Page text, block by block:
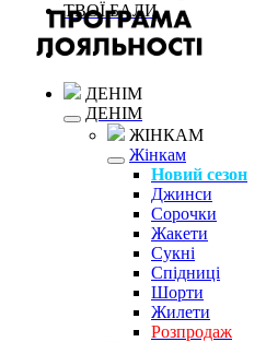
ТВОЇ БАЛИ
ДЕНІМ
ДЕНІМ
ЖІНКАМ
Жінкам
Новий сезон
Джинси
Сорочки
Жакети
Сукні
Спідниці
Шорти
Жилети
Розпродаж